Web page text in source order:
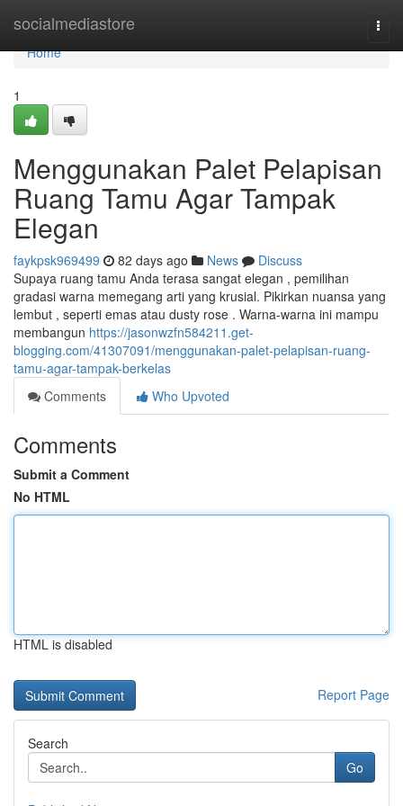
socialmediastore
Home
Home
1
Menggunakan Palet Pelapisan
Ruang Tamu Agar Tampak
Elegan
faykpsk969499 82 days ago News
Discuss
Supaya ruang tamu Anda terasa sangat elegan , pemilihan
gradasi warna memegang arti yang krusial. Pikirkan nuansa yang
lembut , seperti emas atau dusty rose . Warna-warna ini mampu
membangun https://jasonwzfn584211.get-
blogging.com/41307091/menggunakan-palet-pelapisan-ruang-
tamu-agar-tampak-berkelas
Comments
Who Upvoted
Comments
Submit a Comment
No HTML
HTML is disabled
Report Page
Search
Go